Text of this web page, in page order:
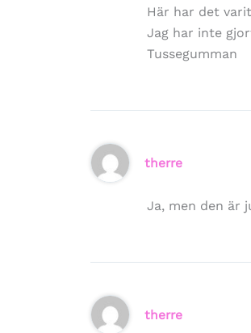
Här har det
Jag har inte
Tussegumman
therre
Ja, men den är
therre